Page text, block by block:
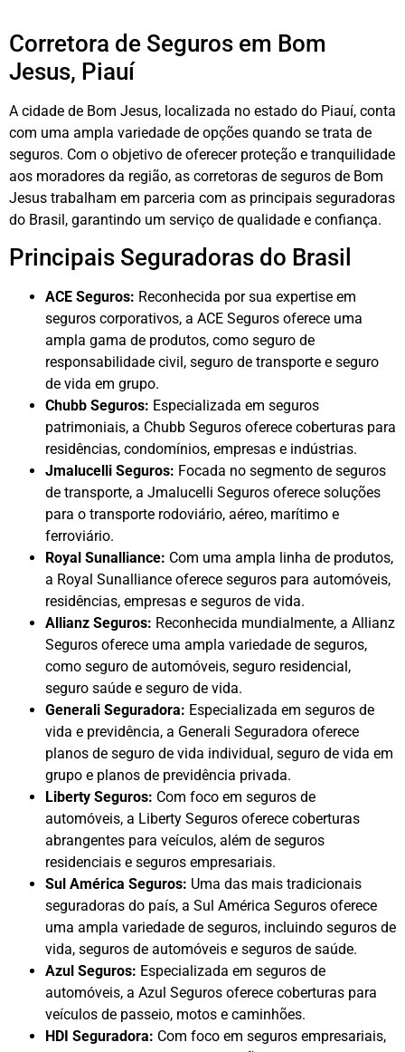
Corretora de Seguros em Bom
Jesus, Piauí
A cidade de Bom Jesus, localizada no estado do Piauí, conta
com uma ampla variedade de opções quando se trata de
seguros. Com o objetivo de oferecer proteção e tranquilidade
aos moradores da região, as corretoras de seguros de Bom
Jesus trabalham em parceria com as principais seguradoras
do Brasil, garantindo um serviço de qualidade e confiança.
Principais Seguradoras do Brasil
ACE Seguros: Reconhecida por sua expertise em
seguros corporativos, a ACE Seguros oferece uma
ampla gama de produtos, como seguro de
responsabilidade civil, seguro de transporte e seguro
de vida em grupo.
Chubb Seguros: Especializada em seguros
patrimoniais, a Chubb Seguros oferece coberturas para
residências, condomínios, empresas e indústrias.
Jmalucelli Seguros: Focada no segmento de seguros
de transporte, a Jmalucelli Seguros oferece soluções
para o transporte rodoviário, aéreo, marítimo e
ferroviário.
Royal Sunalliance: Com uma ampla linha de produtos,
a Royal Sunalliance oferece seguros para automóveis,
residências, empresas e seguros de vida.
Allianz Seguros: Reconhecida mundialmente, a Allianz
Seguros oferece uma ampla variedade de seguros,
como seguro de automóveis, seguro residencial,
seguro saúde e seguro de vida.
Generali Seguradora: Especializada em seguros de
vida e previdência, a Generali Seguradora oferece
planos de seguro de vida individual, seguro de vida em
grupo e planos de previdência privada.
Liberty Seguros: Com foco em seguros de
automóveis, a Liberty Seguros oferece coberturas
abrangentes para veículos, além de seguros
residenciais e seguros empresariais.
Sul América Seguros: Uma das mais tradicionais
seguradoras do país, a Sul América Seguros oferece
uma ampla variedade de seguros, incluindo seguros de
vida, seguros de automóveis e seguros de saúde.
Azul Seguros: Especializada em seguros de
automóveis, a Azul Seguros oferece coberturas para
veículos de passeio, motos e caminhões.
HDI Seguradora: Com foco em seguros empresariais,